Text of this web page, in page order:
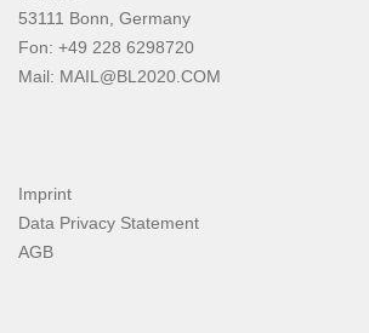
53111 Bonn, Germany
Fon: +49 228 6298720
Mail: MAIL@BL2020.COM
Imprint
Data Privacy Statement
AGB